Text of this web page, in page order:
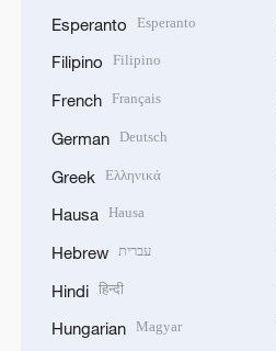
Esperanto Esperanto
Filipino Filipino
French Français
German Deutsch
Greek Ελληνικά
Hausa Hausa
Hebrew עברית
Hindi हिन्दी
Hungarian Magyar